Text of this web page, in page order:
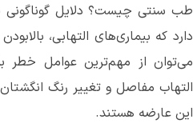
طب سنتی چیست؟ دلایل گوناگونی
دارد که بیماری‌های التهابی،
می‌توان از مهم‌ترین عوامل خطر
التهاب مفاصل و تغییر رنگ
این عارضه هستند.